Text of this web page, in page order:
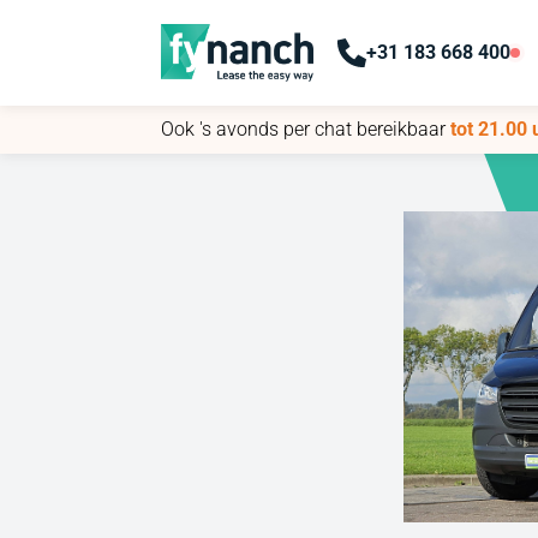
+31 183 668 400
Ook 's avonds per chat bereikbaartot 21.00
+31 183 668 400
Ook 's avonds per chat bereikbaartot 21.00